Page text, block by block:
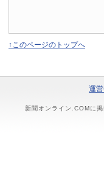
↑このページのトップへ
運
新聞オンライン.COMに